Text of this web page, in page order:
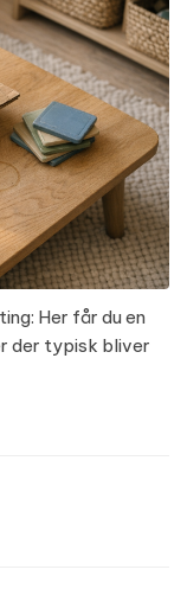
Her får du en
der typisk bliver